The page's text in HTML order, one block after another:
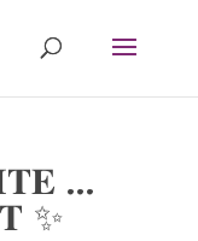
…
✨